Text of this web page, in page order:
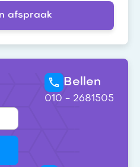
afspraak
Bellen
010 - 2681505